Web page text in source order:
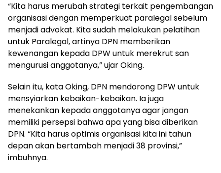
“Kita harus merubah strategi terkait pengembangan
organisasi dengan memperkuat paralegal sebelum
menjadi advokat. Kita sudah melakukan pelatihan
untuk Paralegal, artinya DPN memberikan
kewenangan kepada DPW untuk merekrut san
mengurusi anggotanya,” ujar Oking.
Selain itu, kata Oking, DPN mendorong DPW untuk
mensyiarkan kebaikan-kebaikan. Ia juga
menekankan kepada anggotanya agar jangan
memiliki persepsi bahwa apa yang bisa diberikan
DPN. “Kita harus optimis organisasi kita ini tahun
depan akan bertambah menjadi 38 provinsi,”
imbuhnya.